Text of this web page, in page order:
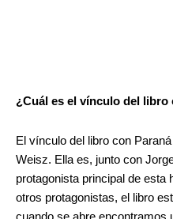
¿Cuál es el vínculo del libro
El vínculo del libro con
Weisz. Ella es, junto con
protagonista principal de esta
otros protagonistas, el libro